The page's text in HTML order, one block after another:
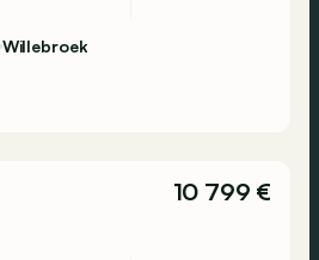
Willebroek
10 799 €